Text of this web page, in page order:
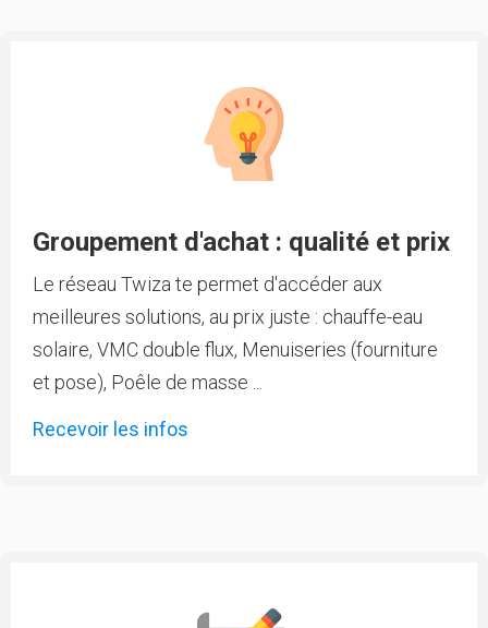
Groupement d'achat : qualité et prix
Le réseau Twiza te permet d'accéder aux
meilleures solutions, au prix juste : chauffe-eau
solaire, VMC double flux, Menuiseries (fourniture
et pose), Poêle de masse ...
Recevoir les infos